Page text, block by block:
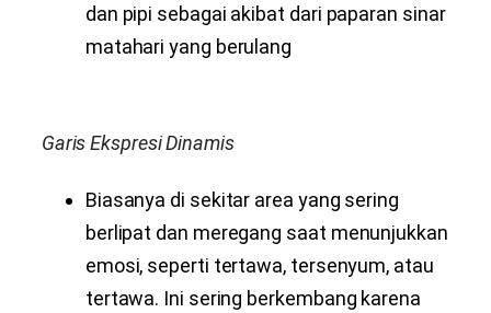
dan pipi sebagai akibat dari paparan sinar
matahari yang berulang
Garis Ekspresi Dinamis
Biasanya di sekitar area yang sering
berlipat dan meregang saat menunjukkan
emosi, seperti tertawa, tersenyum, atau
tertawa. Ini sering berkembang karena